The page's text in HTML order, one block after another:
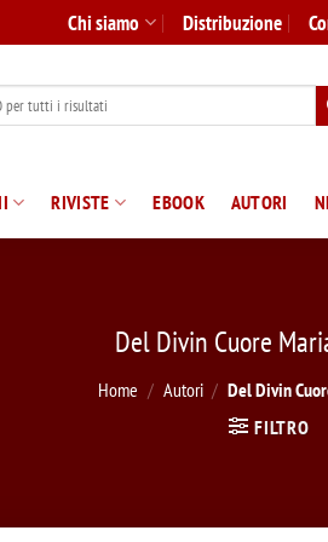
Chi siamo Distribuzione
RIVISTE EBOOK AUTORI
Del Divin Cuore
Home / Autori / Del Divin
FILTRO